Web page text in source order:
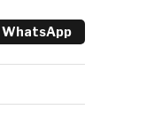
WhatsApp